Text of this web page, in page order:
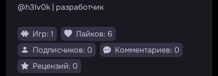
@h3lv0k | разработчик
Игр: 1
Лайков: 6
Подписчиков: 0
Комментариев: 0
Рецензий: 0